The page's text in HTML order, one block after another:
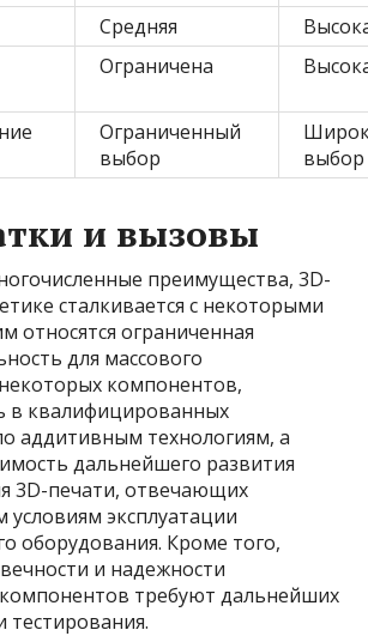
Средняя
Ограничена
Ограниченный
выбор
выбор
и вызовы
преимущества, 3D-
сталкивается с некоторыми
относятся ограниченная
для массового
компонентов,
в квалифицированных
аддитивным технологиям, а
дальнейшего развития
3D-печати, отвечающих
условиям эксплуатации
оборудования. Кроме того,
и надежности
требуют дальнейших
тестирования.